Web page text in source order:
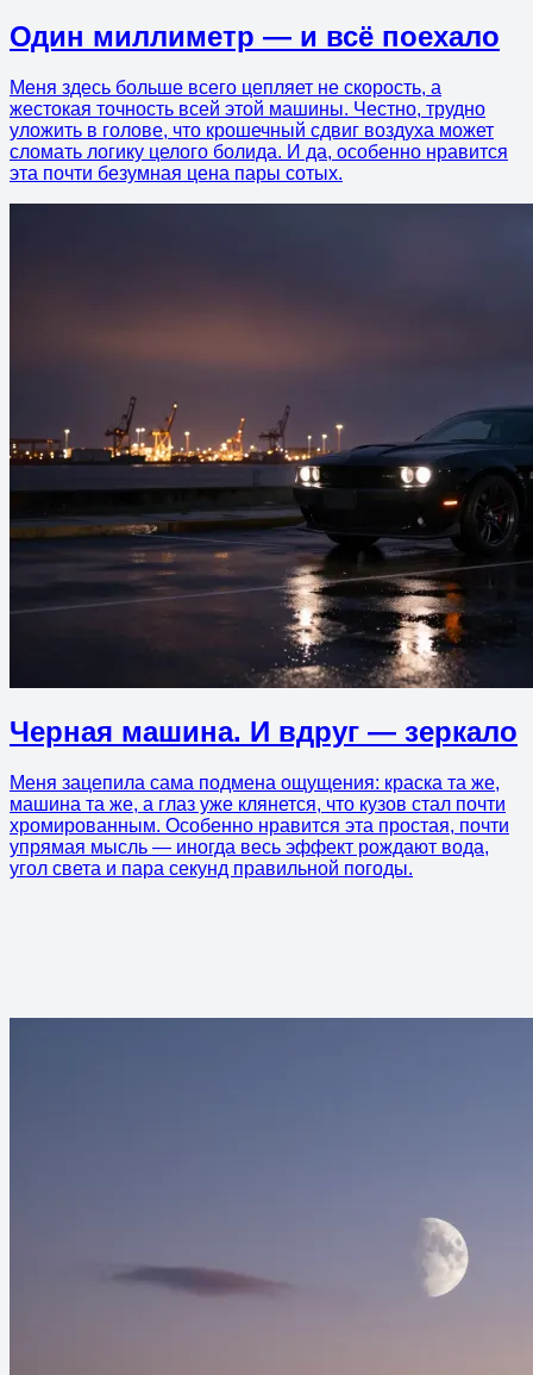
Один миллиметр — и всё поехало
Меня здесь больше всего цепляет не скорость, а
жестокая точность всей этой машины. Честно, трудно
уложить в голове, что крошечный сдвиг воздуха может
сломать логику целого болида. И да, особенно нравится
эта почти безумная цена пары сотых.
Черная машина. И вдруг — зеркало
Меня зацепила сама подмена ощущения: краска та же,
машина та же, а глаз уже клянется, что кузов стал почти
хромированным. Особенно нравится эта простая, почти
упрямая мысль — иногда весь эффект рождают вода,
угол света и пара секунд правильной погоды.